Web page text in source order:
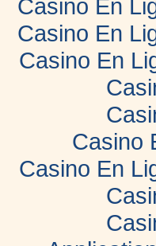
Casino En
Casino En
Casino En
Casino
Casino En